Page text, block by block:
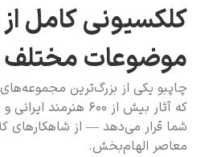
تابلو بوسه
سالوادور دالی
فریدا کالوا
کلود مونه
کلکسیونی کامل از
موضوعات مختلف
چاپبو یکی از بزرگ‌ترین
که آثار بیش از ۶۰۰
شما قرار می‌دهد — از شاهکارهای
معاصر الهام‌بخش.